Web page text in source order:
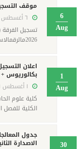
6
Aug
موقف التسجيل
2026مالرقمالاسـ...
1
Aug
بكالوريوس
كلية علوم
الكلية للفصل
30 الاصدارة